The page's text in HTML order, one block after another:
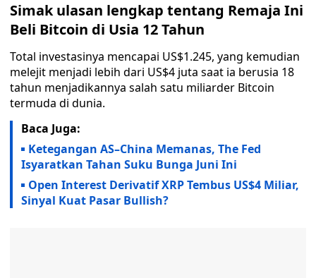
Simak ulasan lengkap tentang Remaja Ini
Beli Bitcoin di Usia 12 Tahun
Total investasinya mencapai US$1.245, yang kemudian
melejit menjadi lebih dari US$4 juta saat ia berusia 18
tahun menjadikannya salah satu miliarder Bitcoin
termuda di dunia.
Baca Juga:
Ketegangan AS–China Memanas, The Fed
Isyaratkan Tahan Suku Bunga Juni Ini
Open Interest Derivatif XRP Tembus US$4 Miliar,
Sinyal Kuat Pasar Bullish?